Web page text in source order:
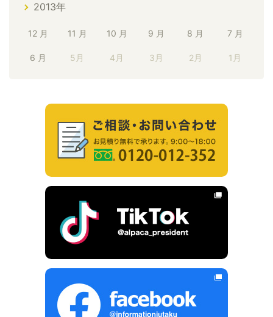
2013年
12 月 11 月 10 月 9 月 8 月 7 月
6 月 5月 4月 3月 2月 1月